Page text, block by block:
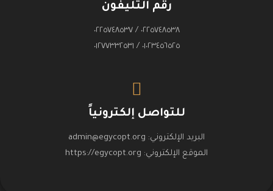
رقم التليفون
٠٢٢٥٧٤٨٥٣٨ / ٠٢٢٥٧٤٨٥٣٧
٠١٠٢٣٤٥٦٥٢٥ / ٠١٢٧٧٣٣٢٥٣١
للتواصل إلكترونياً
البريد الإلكتروني: admin@egycopt.org
الموقع الإلكتروني: https://egycopt.org